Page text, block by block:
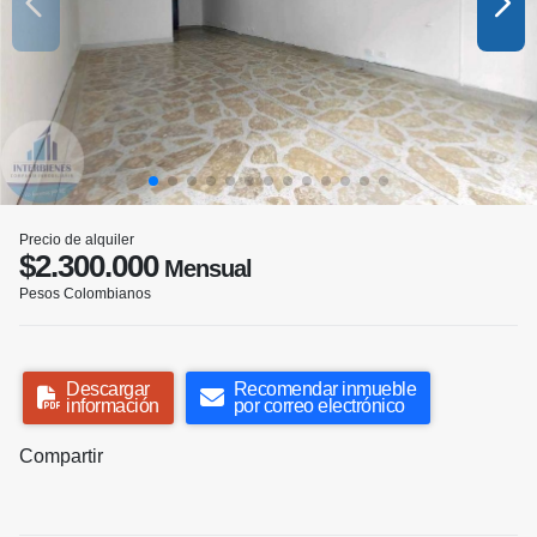
Precio de alquiler
$2.300.000Mensual
Pesos Colombianos
Descargar
información
Recomendar inmueble
por correo electrónico
Compartir